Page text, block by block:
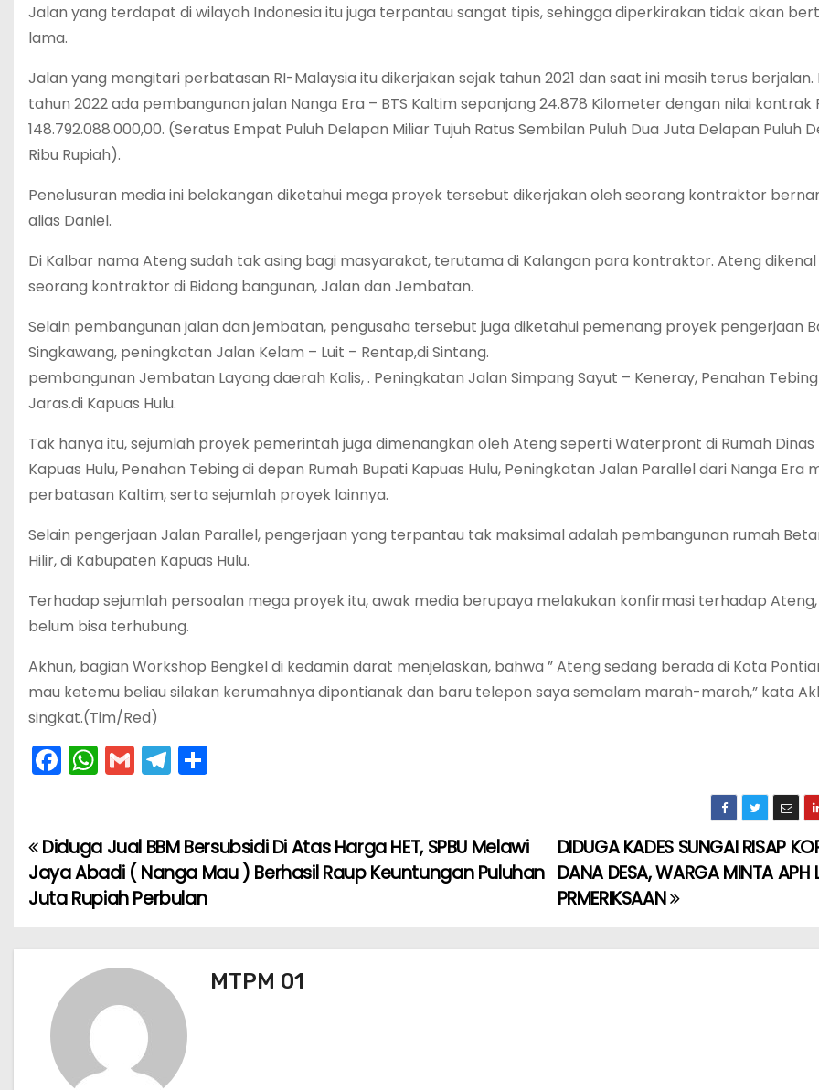
Jalan yang terdapat di wilayah Indonesia itu juga terpantau sangat tipis, sehingga diperkirakan tidak akan
lama.
Jalan yang mengitari perbatasan RI-Malaysia itu dikerjakan sejak tahun 2021 dan saat ini masih terus berjalan.
tahun 2022 ada pembangunan jalan Nanga Era – BTS Kaltim sepanjang 24.878 Kilometer dengan nilai kontrak
148.792.088.000,00. (Seratus Empat Puluh Delapan Miliar Tujuh Ratus Sembilan Puluh Dua Juta Delapan Puluh
Ribu Rupiah).
Penelusuran media ini belakangan diketahui mega proyek tersebut dikerjakan oleh seorang kontraktor
alias Daniel.
Di Kalbar nama Ateng sudah tak asing bagi masyarakat, terutama di Kalangan para kontraktor. Ateng
seorang kontraktor di Bidang bangunan, Jalan dan Jembatan.
Selain pembangunan jalan dan jembatan, pengusaha tersebut juga diketahui pemenang proyek pengerjaan
Singkawang, peningkatan Jalan Kelam – Luit – Rentap,di Sintang.
pembangunan Jembatan Layang daerah Kalis, . Peningkatan Jalan Simpang Sayut – Keneray, Penahan
Jaras.di Kapuas Hulu.
Tak hanya itu, sejumlah proyek pemerintah juga dimenangkan oleh Ateng seperti Waterpront di Rumah Dinas
Kapuas Hulu, Penahan Tebing di depan Rumah Bupati Kapuas Hulu, Peningkatan Jalan Parallel dari Nanga Era
perbatasan Kaltim, serta sejumlah proyek lainnya.
Selain pengerjaan Jalan Parallel, pengerjaan yang terpantau tak maksimal adalah pembangunan rumah
Hilir, di Kabupaten Kapuas Hulu.
Terhadap sejumlah persoalan mega proyek itu, awak media berupaya melakukan konfirmasi terhadap
belum bisa terhubung.
Akhun, bagian Workshop Bengkel di kedamin darat menjelaskan, bahwa ” Ateng sedang berada di Kota
mau ketemu beliau silakan kerumahnya dipontianak dan baru telepon saya semalam marah-marah,” kata
singkat.(Tim/Red)
F
a
e
b
o
W
h
ts
A
p
G
m
l
T
el
gr
a
m
e
N
a
DIDUGA KADES SUNGAI RISAP
DANA DESA, WARGA MINTA APH
PRMERIKSAAN
Diduga Jual BBM Bersubsidi Di Atas Harga HET, SPBU Melawi
Jaya Abadi ( Nanga Mau ) Berhasil Raup Keuntungan Puluhan
Juta Rupiah Perbulan
MTPM 01